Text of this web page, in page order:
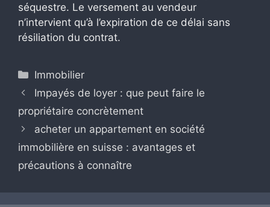
séquestre. Le versement au vendeur
n’intervient qu’à l’expiration de ce délai sans
résiliation du contrat.
Catégories
Immobilier
Impayés de loyer : que peut faire le
propriétaire concrètement
acheter un appartement en société
immobilière en suisse : avantages et
précautions à connaître